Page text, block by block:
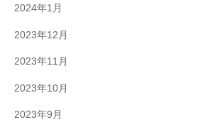
2024年1月
2023年12月
2023年11月
2023年10月
2023年9月